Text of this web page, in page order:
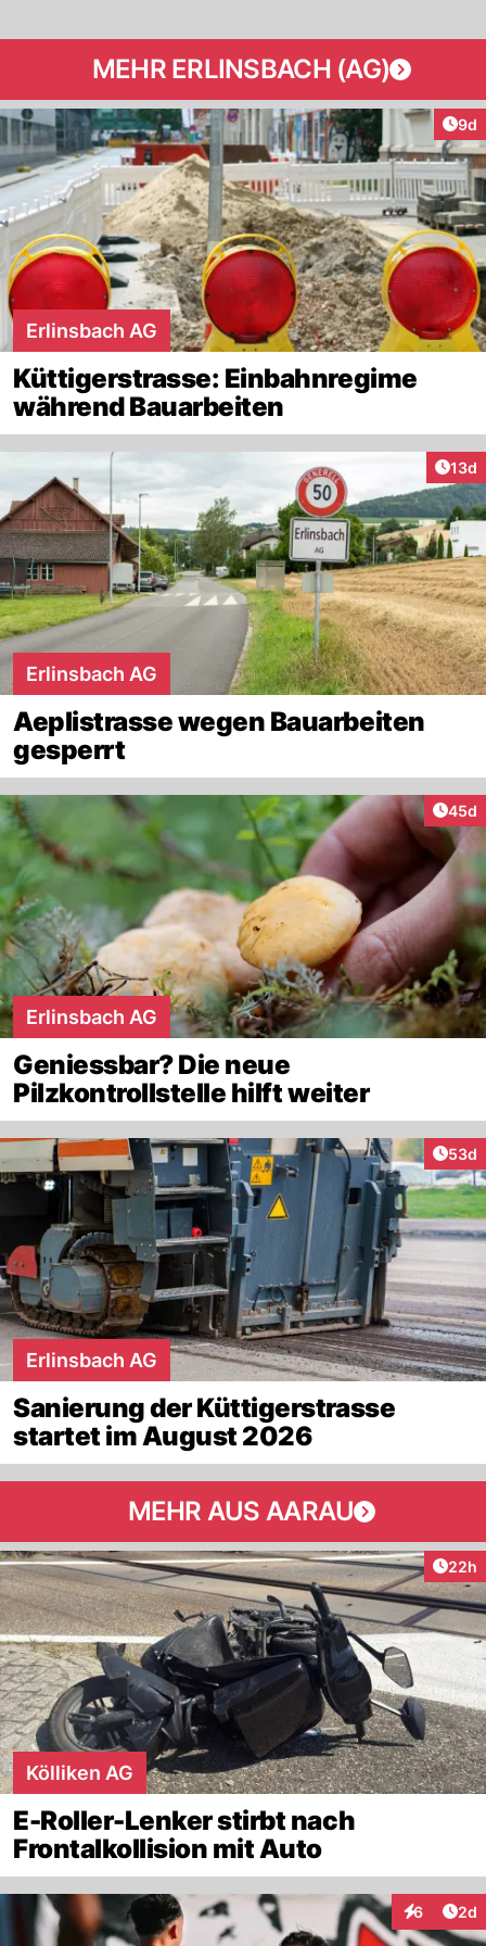
MEHR ERLINSBACH (AG)
9d
Erlinsbach AG
Küttigerstrasse: Einbahnregime
während Bauarbeiten
13d
Erlinsbach AG
Aeplistrasse wegen Bauarbeiten
gesperrt
45d
Erlinsbach AG
Geniessbar? Die neue
Pilzkontrollstelle hilft weiter
53d
Erlinsbach AG
Sanierung der Küttigerstrasse
startet im August 2026
MEHR AUS AARAU
22h
Kölliken AG
E-Roller-Lenker stirbt nach
Frontalkollision mit Auto
6 2d